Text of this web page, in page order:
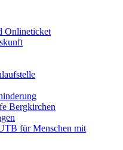
Onlineticket
Bergkirchen
für Menschen mit